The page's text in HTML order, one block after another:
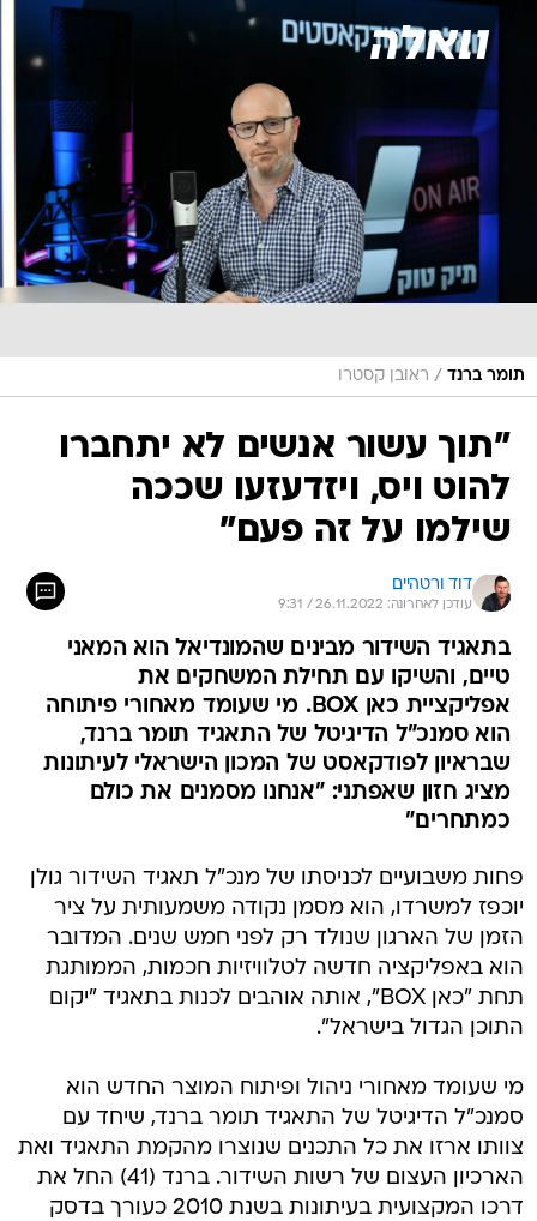
תומר ברנד / ראובן קסטרו
"תוך עשור אנשים לא יתחברו
להוט ויס, ויזדעזעו שככה
שילמו על זה פעם"
דוד ורטהיים
עודכן לאחרונה: 26.11.2022 / 9:31
בתאגיד השידור מבינים שהמונדיאל הוא המאני
טיים, והשיקו עם תחילת המשחקים את
אפליקציית כאן BOX. מי שעומד מאחורי פיתוחה
הוא סמנכ"ל הדיגיטל של התאגיד תומר ברנד,
שבראיון לפודקאסט של המכון הישראלי לעיתונות
מציג חזון שאפתני: "אנחנו מסמנים את כולם
כמתחרים"
פחות משבועיים לכניסתו של מנכ"ל תאגיד השידור גולן
יוכפז למשרדו, הוא מסמן נקודה משמעותית על ציר
הזמן של הארגון שנולד רק לפני חמש שנים. המדובר
הוא באפליקציה חדשה לטלוויזיות חכמות, הממותגת
תחת "כאן BOX", אותה אוהבים לכנות בתאגיד "יקום
התוכן הגדול בישראל".
מי שעומד מאחורי ניהול ופיתוח המוצר החדש הוא
סמנכ"ל הדיגיטל של התאגיד תומר ברנד, שיחד עם
צוותו ארזו את כל התכנים שנוצרו מהקמת התאגיד ואת
הארכיון העצום של רשות השידור. ברנד (41) החל את
דרכו המקצועית בעיתונות בשנת 2010 כעורך בדסק